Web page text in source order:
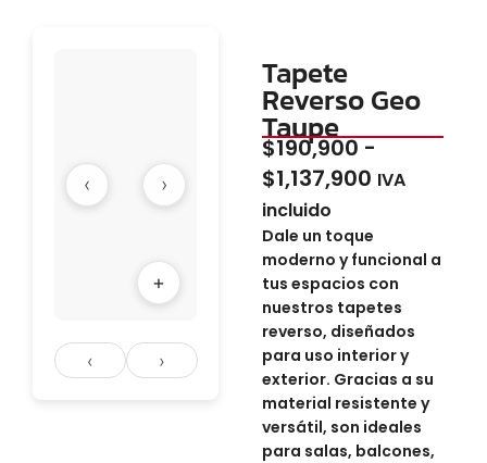
Tapete
Reverso Geo
Taupe
$190,900-
$1,137,900 IVA
incluido
Dale un toque
moderno y funcional a
tus espacios con
nuestros tapetes
reverso, diseñados
para uso interior y
exterior. Gracias a su
material resistente y
versátil, son ideales
para salas, balcones,
+
‹ ›
‹ ›